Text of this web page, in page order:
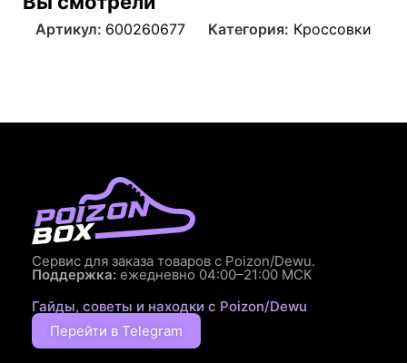
Артикул: 600260677 Категория: Кроссовки
Сервис для заказа товаров с Poizon/Dewu.
Поддержка: ежедневно 04:00–21:00 МСК
Гайды, советы и находки с Poizon/Dewu
Перейти в Telegram